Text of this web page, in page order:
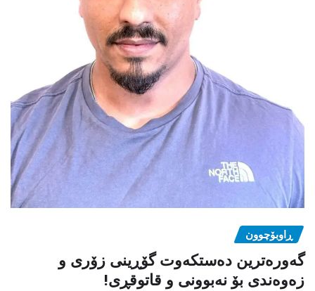
ڕاوبۆچوون
گەورەترین دەستکەوت گۆڕینی زۆری و
زەوەندی بۆ نەبوونی و قاتوقڕی!